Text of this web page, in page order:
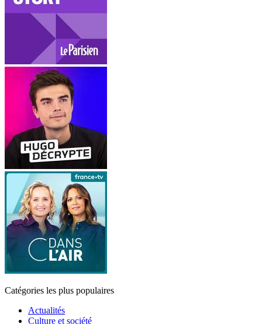
Catégories les plus populaires
Actualités
Culture et société